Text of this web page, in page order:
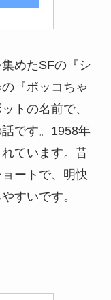
めたSFの『シ
『ボッコちゃ
トの名前で、
です。1958年
ています。昔
ートで、明快
すいです。